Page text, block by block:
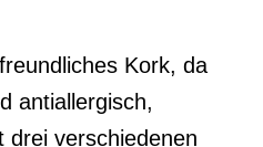
Kork, da
antiallergisch,
drei verschiedenen